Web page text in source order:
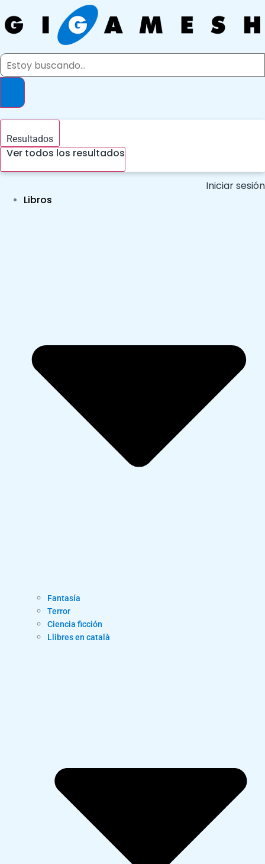
al
contenido
Search
Resultados
Ver todos los resultados
Iniciar sesión
Libros
Fantasía
Terror
Ciencia ficción
Llibres en català